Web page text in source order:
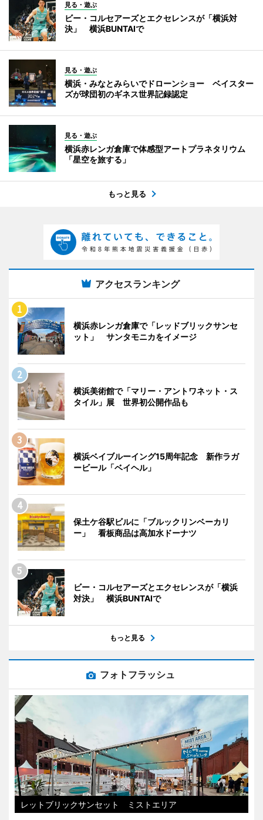
見る・遊ぶ
ビー・コルセアーズとエクセレンスが「横浜対
決」 横浜BUNTAIで
見る・遊ぶ
横浜・みなとみらいでドローンショー ベイスター
ズが球団初のギネス世界記録認定
見る・遊ぶ
横浜赤レンガ倉庫で体感型アートプラネタリウム
「星空を旅する」
もっと見る
アクセスランキング
横浜赤レンガ倉庫で「レッドブリックサンセ
ット」 サンタモニカをイメージ
横浜美術館で「マリー・アントワネット・ス
タイル」展 世界初公開作品も
横浜ベイブルーイング15周年記念 新作ラガ
ービール「ベイヘル」
保土ケ谷駅ビルに「ブルックリンベーカリ
ー」 看板商品は高加水ドーナツ
ビー・コルセアーズとエクセレンスが「横浜
対決」 横浜BUNTAIで
もっと見る
フォトフラッシュ
レットブリックサンセット ミストエリア